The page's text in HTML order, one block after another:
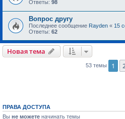
Ответы: 98
Вопрос другу
Последнее сообщение Rayden « 15
Ответы: 62
Новая тема
53 темы 1
ПРАВА ДОСТУПА
Вы не можете начинать темы